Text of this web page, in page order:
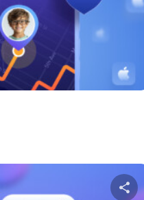
Twitter